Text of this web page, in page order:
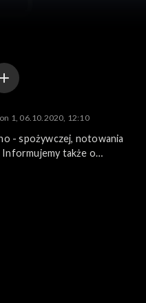
1, 06.10.2020, 12:10
- spożywczej, notowania
także o
związanych z